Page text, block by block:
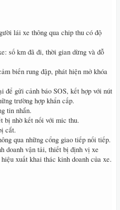
lái xe thông qua chip thu có độ
số km đã đi, thời gian dừng và đỗ
biến rung đập, phát hiện mở khóa
để gửi cảnh báo SOS, kết hợp với nút
trường hợp khẩn cấp.
tin nhắn.
bị nhờ kết nối với mic thu.
cắt.
qua những cổng giao tiếp nối tiếp.
doanh vận tải, thiết bị định vị xe
xuất khai thác kinh doanh của xe.